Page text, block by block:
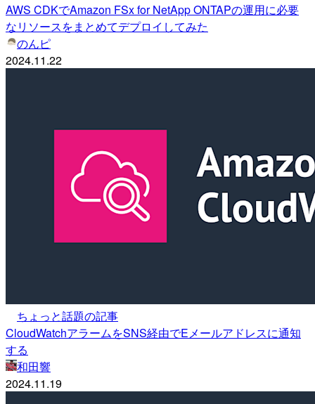
AWS CDKでAmazon FSx for NetApp ONTAPの運用に必要
なリソースをまとめてデプロイしてみた
のんピ
2024.11.22
ちょっと話題の記事
CloudWatchアラームをSNS経由でEメールアドレスに通知
する
和田響
2024.11.19